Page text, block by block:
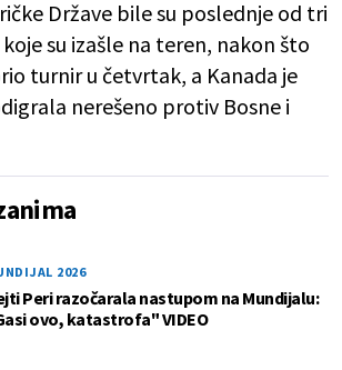
Države bile su poslednje od tri
su izašle na teren, nakon što
turnir u četvrtak, a Kanada je
nerešeno protiv Bosne i
2026
Peri razočarala nastupom na Mundijalu:
ovo, katastrofa" VIDEO